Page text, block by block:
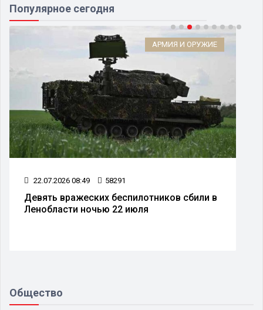
Популярное сегодня
ЧП
25.07.2026 15:37 53691
В Петербурге ликвидировали пожар после
удара беспилотника
Общество